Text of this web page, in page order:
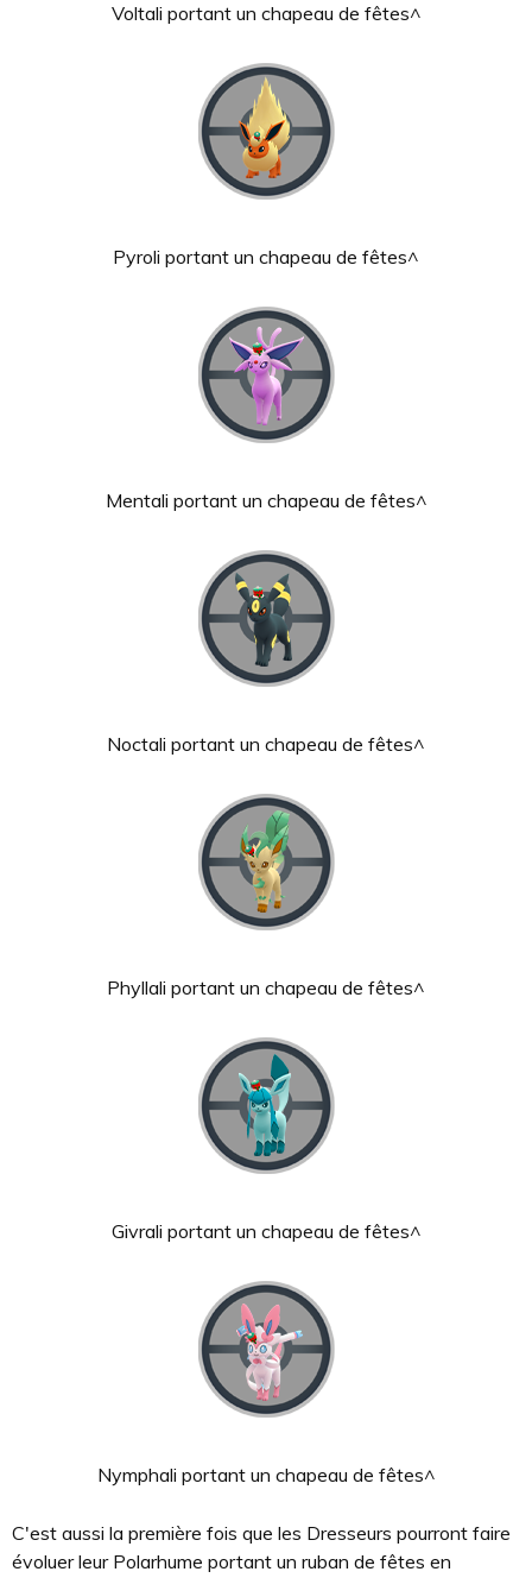
Voltali portant un chapeau de fêtes^
Pyroli portant un chapeau de fêtes^
Mentali portant un chapeau de fêtes^
Noctali portant un chapeau de fêtes^
Phyllali portant un chapeau de fêtes^
Givrali portant un chapeau de fêtes^
Nymphali portant un chapeau de fêtes^
C'est aussi la première fois que les Dresseurs pourront faire
évoluer leur Polarhume portant un ruban de fêtes en